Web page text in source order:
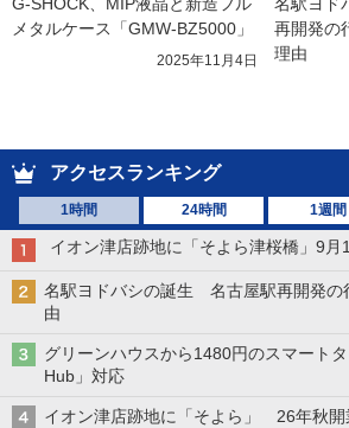
メタルケース「GMW-BZ5000」
2025年11月4日
再開発の
理由
アクセスランキング
1時間 24時間 1週間
イオン津店跡地に「そよら津桜橋」9月
名駅ヨドバシの誕生 名古屋駅再開発の
由
グリーンハウスから1480円のスマート
Hub」対応
イオン津店跡地に「そよら」 26年秋開